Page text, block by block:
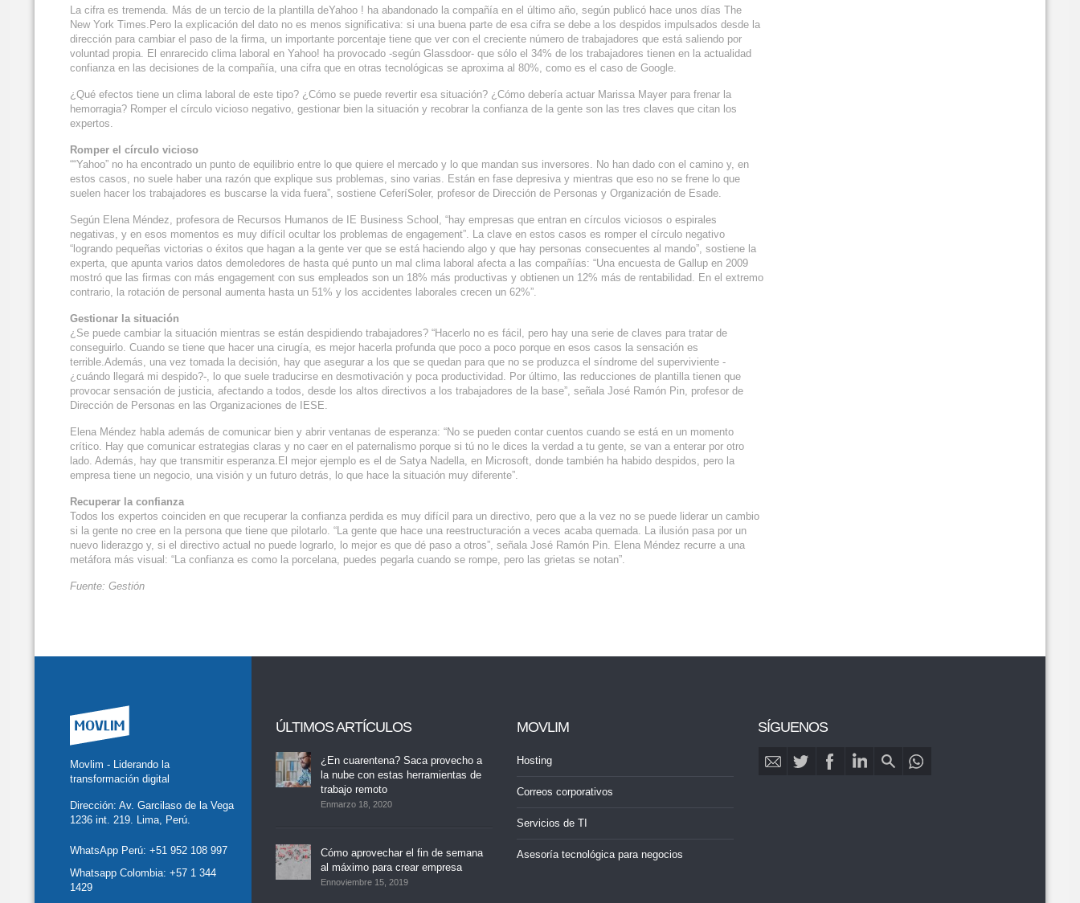
La cifra es tremenda. Más de un tercio de la plantilla deYahoo ! ha abandonado la compañía en el último año, según publicó hace unos días The
New York Times.Pero la explicación del dato no es menos significativa: si una buena parte de esa cifra se debe a los despidos impulsados desde la
dirección para cambiar el paso de la firma, un importante porcentaje tiene que ver con el creciente número de trabajadores que está saliendo por
voluntad propia. El enrarecido clima laboral en Yahoo! ha provocado -según Glassdoor- que sólo el 34% de los trabajadores tienen en la actualidad
confianza en las decisiones de la compañía, una cifra que en otras tecnológicas se aproxima al 80%, como es el caso de Google.
¿Qué efectos tiene un clima laboral de este tipo? ¿Cómo se puede revertir esa situación? ¿Cómo debería actuar Marissa Mayer para frenar la
hemorragia? Romper el círculo vicioso negativo, gestionar bien la situación y recobrar la confianza de la gente son las tres claves que citan los
expertos.
Romper el círculo vicioso
““Yahoo” no ha encontrado un punto de equilibrio entre lo que quiere el mercado y lo que mandan sus inversores. No han dado con el camino y, en
estos casos, no suele haber una razón que explique sus problemas, sino varias. Están en fase depresiva y mientras que eso no se frene lo que
suelen hacer los trabajadores es buscarse la vida fuera”, sostiene CeferíSoler, profesor de Dirección de Personas y Organización de Esade.
Según Elena Méndez, profesora de Recursos Humanos de IE Business School, “hay empresas que entran en círculos viciosos o espirales
negativas, y en esos momentos es muy difícil ocultar los problemas de engagement”. La clave en estos casos es romper el círculo negativo
“logrando pequeñas victorias o éxitos que hagan a la gente ver que se está haciendo algo y que hay personas consecuentes al mando”, sostiene la
experta, que apunta varios datos demoledores de hasta qué punto un mal clima laboral afecta a las compañías: “Una encuesta de Gallup en 2009
mostró que las firmas con más engagement con sus empleados son un 18% más productivas y obtienen un 12% más de rentabilidad. En el extremo
contrario, la rotación de personal aumenta hasta un 51% y los accidentes laborales crecen un 62%”.
Gestionar la situación
¿Se puede cambiar la situación mientras se están despidiendo trabajadores? “Hacerlo no es fácil, pero hay una serie de claves para tratar de
conseguirlo. Cuando se tiene que hacer una cirugía, es mejor hacerla profunda que poco a poco porque en esos casos la sensación es
terrible.Además, una vez tomada la decisión, hay que asegurar a los que se quedan para que no se produzca el síndrome del superviviente -
¿cuándo llegará mi despido?-, lo que suele traducirse en desmotivación y poca productividad. Por último, las reducciones de plantilla tienen que
provocar sensación de justicia, afectando a todos, desde los altos directivos a los trabajadores de la base”, señala José Ramón Pin, profesor de
Dirección de Personas en las Organizaciones de
IESE.
Elena Méndez habla además de comunicar bien y abrir ventanas de esperanza: “No se pueden contar cuentos cuando se está en un momento
crítico. Hay que comunicar estrategias claras y no caer en el paternalismo porque si tú no le dices la verdad a tu gente, se van a enterar por otro
lado. Además, hay que transmitir esperanza.El mejor ejemplo es el de Satya Nadella, en Microsoft, donde también ha habido despidos, pero la
empresa tiene un negocio, una visión y un futuro detrás, lo que hace la situación muy diferente”.
Recuperar la confianza
Todos los expertos coinciden en que recuperar la confianza perdida es muy difícil para un directivo, pero que a la vez no se puede liderar un cambio
si la gente no cree en la persona que tiene que pilotarlo. “La gente que hace una reestructuración a veces acaba quemada. La ilusión pasa por un
nuevo liderazgo y, si el directivo actual no puede lograrlo, lo mejor es que dé paso a otros”, señala José Ramón Pin. Elena Méndez recurre a una
metáfora más visual: “La confianza es como la porcelana, puedes pegarla cuando se rompe, pero las grietas se notan”.
Fuente: Gestión
Movlim - Liderando la
transformación digital
Dirección: Av. Garcilaso de la Vega
1236 int. 219. Lima, Perú.
WhatsApp Perú: +51 952 108 997
Whatsapp Colombia: +57 1 344
1429
ÚLTIMOS ARTÍCULOS
¿En cuarentena? Saca provecho a
la nube con estas herramientas de
trabajo remoto
Enmarzo 18, 2020
Cómo aprovechar el fin de semana
al máximo para crear empresa
Ennoviembre 15, 2019
MOVLIM
Hosting
Correos corporativos
Servicios de TI
Asesoría tecnológica para negocios
SÍGUENOS